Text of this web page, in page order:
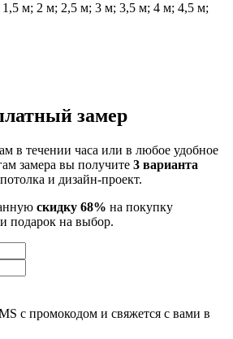
м; 2 м; 2,5 м; 3 м; 3,5 м; 4 м; 4,5 м;
замер
в течении часа или в любое удобное
замера вы получите 3 варианта
и дизайн-проект.
скидку 68% на покупку
подарок на выбор.
с промокодом и свяжется с вами в